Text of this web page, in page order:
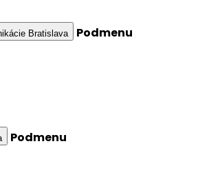
Bratislava
Podmenu
Podmenu